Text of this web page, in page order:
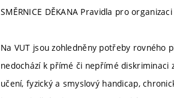
SMĚRNICE DĚKANA Pravidla pro
Na VUT jsou zohledněny potřeby rovného
nedochází k přímé či nepřímé diskriminaci
učení, fyzický a smyslový handicap,